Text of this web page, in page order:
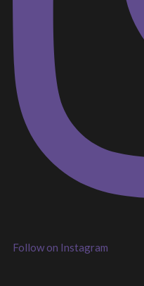
Follow on Instagram